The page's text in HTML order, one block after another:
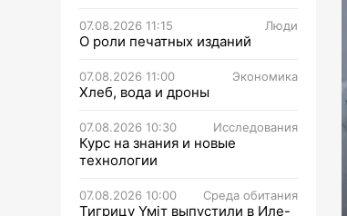
07.08.2026 11:15 Люди
О роли печатных изданий
07.08.2026 11:00 Экономика
Хлеб, вода и дроны
07.08.2026 10:30 Исследования
Курс на знания и новые
технологии
07.08.2026 10:00 Среда обитания
Тигрицу Үміт выпустили в Иле-